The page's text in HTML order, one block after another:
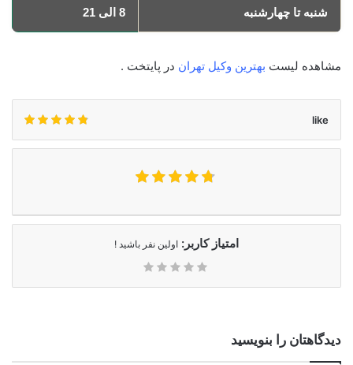
شنبه تا چهارشنبه 8 الی 21
مشاهده لیست بهترین وکیل تهران در پایتخت .
like
امتیاز کاربر: اولین نفر باشید !
دیدگاهتان را بنویسید